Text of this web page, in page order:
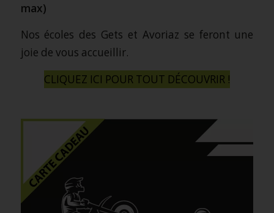
max)
Nos écoles des Gets et Avoriaz se feront une
joie de vous accueillir.
CLIQUEZ ICI POUR TOUT DÉCOUVRIR !